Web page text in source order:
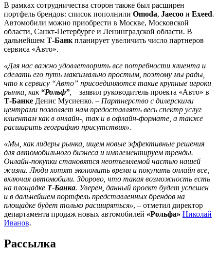
В рамках сотрудничества сторон также был расширен
портфель брендов: список пополнили Omoda, Jaecoo и Exeed.
Автомобили можно приобрести в Москве, Московской
области, Санкт-Петербурге и Ленинградской области. В
дальнейшем Т-Банк планирует увеличить число партнеров
сервиса «Авто».
«Для нас важно удовлетворить все потребности клиента и
сделать его путь максимально простым, поэтому мы рады,
что к сервису “Авто” присоединяются такие крупные игроки
рынка, как “Рольф” – заявил руководитель проекта «Авто» в
Т-Банке Денис Мусиенко. – Партнерство с дилерскими
центрами позволяет нам предоставлять весь спектр услуг
клиентам как в онлайн-, так и в офлайн-формате, а также
расширить географию присутствия».
«Мы, как лидеры рынка, ищем новые эффективные решения
для автомобильного бизнеса и имплементируем тренды.
Онлайн-покупки становятся неотъемлемой частью нашей
жизни. Люди хотят экономить время и покупать онлайн все,
включая автомобили. Здорово, что такая возможность есть
на площадке Т-Банка. Уверен, данный проект будет успешен
и в дальнейшем портфель представленных брендов на
площадке будет только расширяться», – отметил директор
департамента продаж новых автомобилей «Рольфа» Николай
Иванов.
Рассылка